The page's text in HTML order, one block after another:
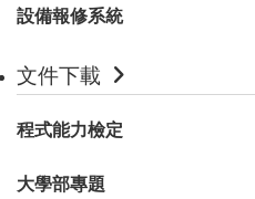
設備報修系統
文件下載
程式能力檢定
大學部專題